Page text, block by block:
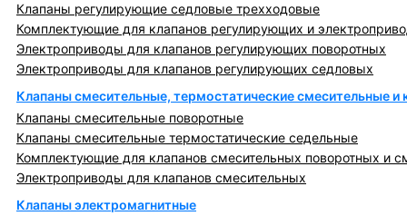
Клапаны регулирующие седловые трехходовые
Комплектующие для клапанов регулирующих и
Электроприводы для клапанов регулирующих поворотных
Электроприводы для клапанов регулирующих седловых
Клапаны смесительные, термостатические смесительные
Клапаны смесительные поворотные
Клапаны смесительные термостатические седельные
Комплектующие для клапанов смесительных поворотных и
Электроприводы для клапанов смесительных
Клапаны электромагнитные